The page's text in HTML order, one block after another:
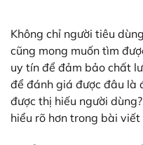
Không chỉ người tiêu
cũng mong muốn tìm
uy tín để đảm bảo chất
để đánh giá được đâu là
được thị hiếu người
hiểu rõ hơn trong bài viết